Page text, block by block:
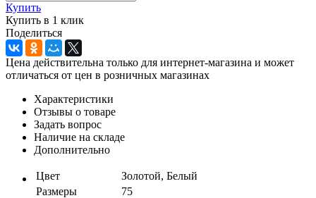
Купить
Купить в 1 клик
Поделиться
Цена действительна только для интернет-магазина и может
отличаться от цен в розничных магазинах
Характеристики
Отзывы о товаре
Задать вопрос
Наличие на складе
Дополнительно
Цвет
Золотой, Белый
Размеры
75